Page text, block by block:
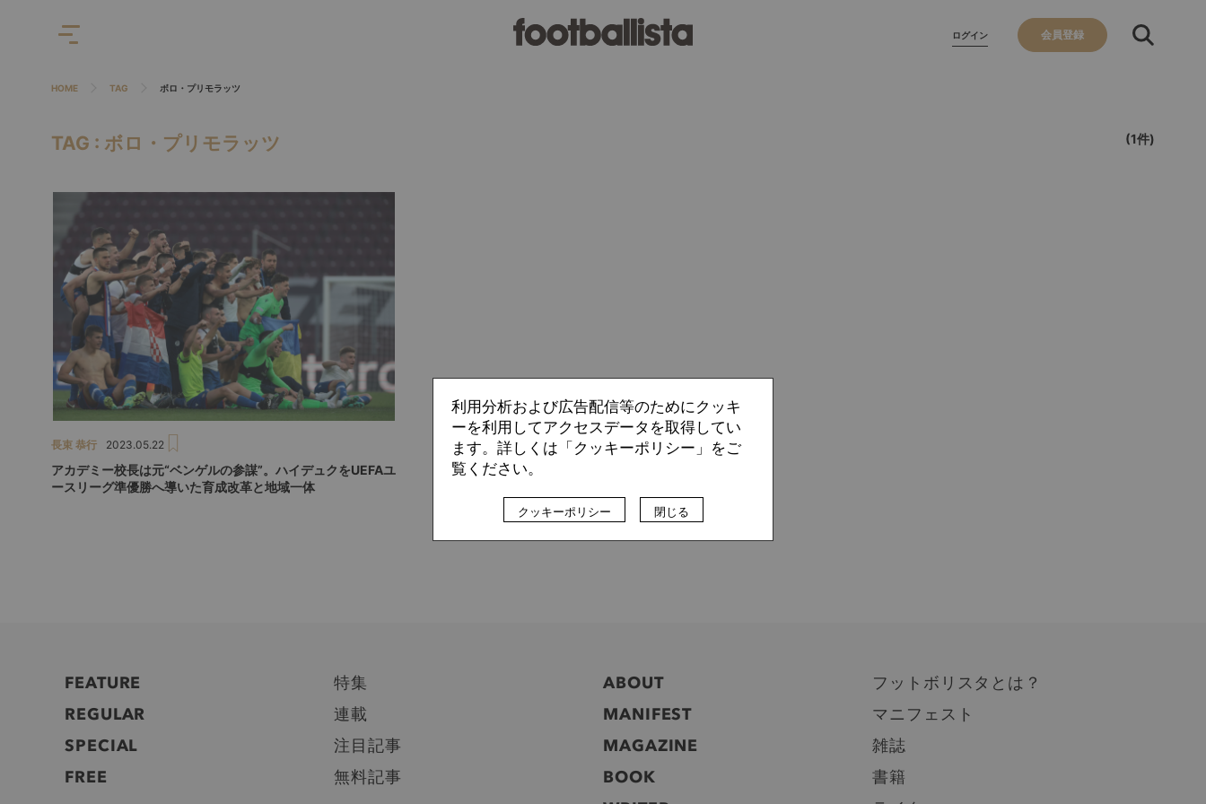
ログイン 会員登録
HOME TAG ボロ・プリモラッツ
TAG : ボロ・プリモラッツ (1件)
長束 恭行 2023.05.22
アカデミー校長は元“ベンゲルの参謀”。ハイデュクをUEFAユ
ースリーグ準優勝へ導いた育成改革と地域一体
FEATURE
特集
REGULAR
連載
SPECIAL
注目記事
FREE
無料記事
ABOUT
フットボリスタとは？
MANIFEST
マニフェスト
MAGAZINE
雑誌
BOOK
書籍
利用分析および広告配信等のためにクッキ
ーを利用してアクセスデータを取得してい
ます。詳しくは「クッキーポリシー」をご
覧ください。
クッキーポリシー 閉じる